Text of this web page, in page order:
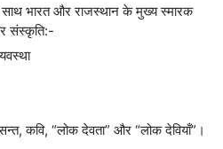
साथ भारत और राजस्थान के मुख्य स्मारक
संस्कृति:-
कवि, “लोक देवता” और “लोक देवियाँ”।